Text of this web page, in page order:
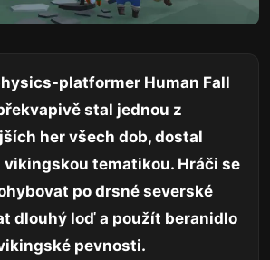
platformer Human Fall
stal jednou z
her všech dob, dostal
vikingskou tematikou. Hráči se
po drsné severské
dlouhý loď a použít beranidlo
pevnosti.